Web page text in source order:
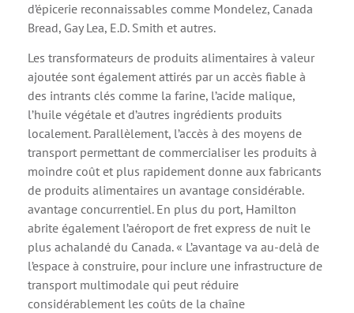
d’épicerie reconnaissables comme Mondelez, Canada
Bread, Gay Lea, E.D. Smith et autres.
Les transformateurs de produits alimentaires à valeur
ajoutée sont également attirés par un accès fiable à
des intrants clés comme la farine, l’acide malique,
l’huile végétale et d’autres ingrédients produits
localement. Parallèlement, l’accès à des moyens de
transport permettant de commercialiser les produits à
moindre coût et plus rapidement donne aux fabricants
de produits alimentaires un avantage considérable.
avantage concurrentiel. En plus du port, Hamilton
abrite également l’aéroport de fret express de nuit le
plus achalandé du Canada. « L’avantage va au-delà de
l’espace à construire, pour inclure une infrastructure de
transport multimodale qui peut réduire
considérablement les coûts de la chaîne